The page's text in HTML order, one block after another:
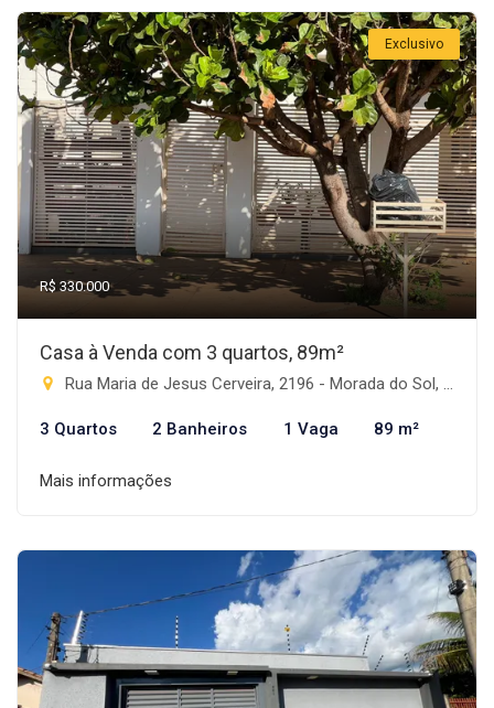
Exclusivo
R$ 330.000
Casa à Venda com 3 quartos, 89m²
Rua Maria de Jesus Cerveira, 2196 - Morada do Sol, Rio Brilhante-MS
3 Quartos 2 Banheiros 1 Vaga 89 m²
Mais informações